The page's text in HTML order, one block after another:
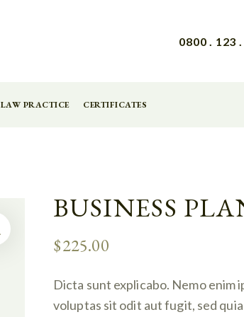
0800 . 123
LAW PRACTICE CERTIFICATES
BUSINESS
$225.00
Dicta sunt explicabo. Nemo enim
voluptas sit odit aut fugit, sed